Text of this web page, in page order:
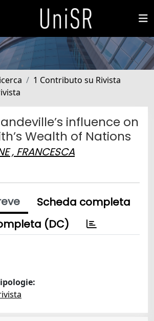
1 Contributo su Rivista
influence on
Wealth of Nations
, FRANCESCA
Scheda completa
(DC)